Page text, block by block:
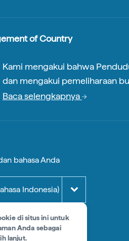
di situs ini untuk
Anda sebagai
lanjut.
of Country
Kami mengakui bahwa
dan mengakui pemeliharaan
Baca selengkapnya
bahasa Anda
Indonesia)